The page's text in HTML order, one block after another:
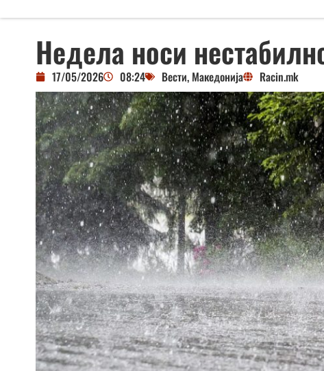
Недела носи
17/05/2026 08:24 Вести, Македонија Racin.mk